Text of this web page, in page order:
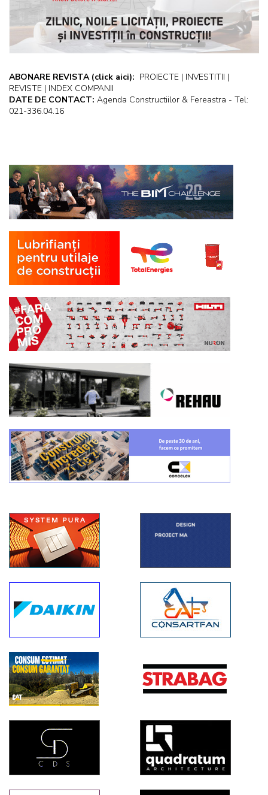
ABONARE REVISTA (click aici): PROIECTE | INVESTITII |
REVISTE | INDEX COMPANII
DATE DE CONTACT: Agenda Constructiilor & Fereastra - Tel:
021-336.04.16